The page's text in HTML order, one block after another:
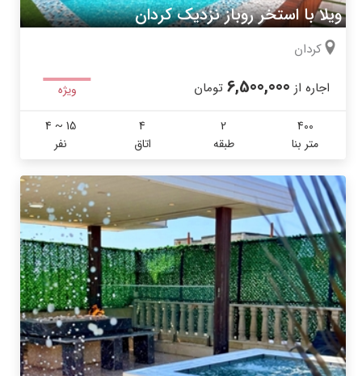
ویلا با استخر روباز نزدیک کردان
کردان
اجاره از 6,500,000 تومان ویژه
400
متر بنا
2
طبقه
4
اتاق
4 ~ 15
نفر